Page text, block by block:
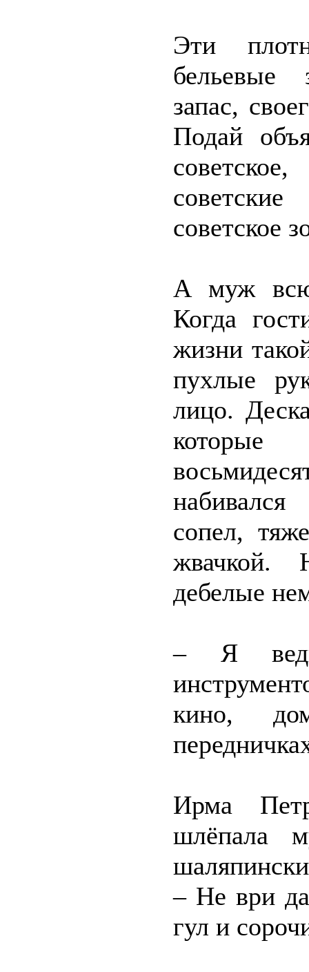
Эти
бельевые
запас,
Подай
советское
А муж всю
Когда
жизни
пухлые
лицо.
сопел,
жвачкой.
дебелые
– Я
кино,
Ирма
шлёпала
– Не ври
гул и